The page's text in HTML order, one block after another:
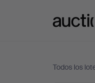
Todos los